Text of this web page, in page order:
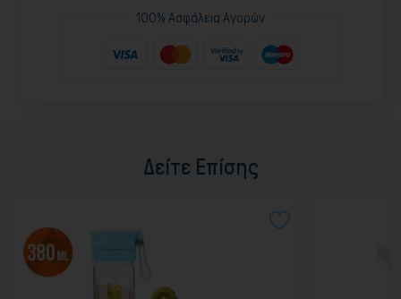
100% Ασφάλεια Αγορών
Δείτε Επίσης